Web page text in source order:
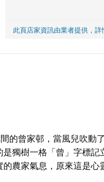
此頁店家資訊由業者提供，詳
的曾家邨，當風兒吹動
獨樹一格「曾」字標記
農家氣息，原來這是心